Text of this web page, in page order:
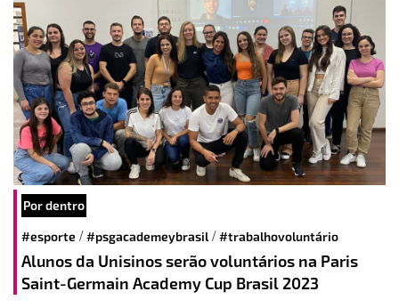
Por dentro
#esporte /#psgacademeybrasil/#trabalhovoluntário
Alunos da Unisinos serão voluntários na Paris
Saint-Germain Academy Cup Brasil 2023